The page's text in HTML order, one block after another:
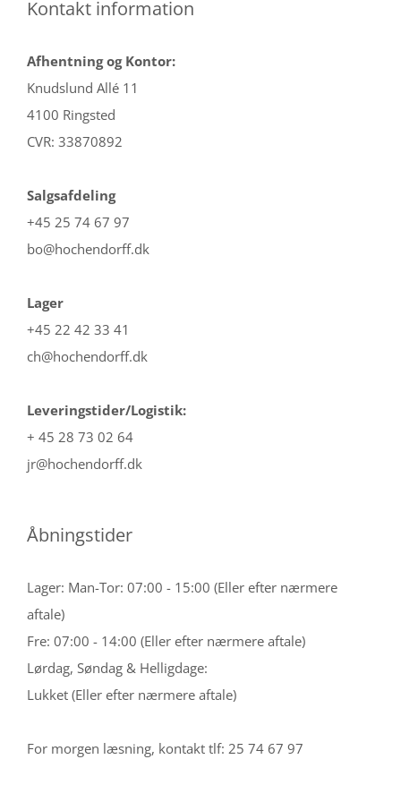
Kontakt information
Afhentning og Kontor:
Knudslund Allé 11
4100 Ringsted
CVR: 33870892
Salgsafdeling
+45 25 74 67 97
bo@hochendorff.dk
Lager
+45 22 42 33 41
ch@hochendorff.dk
Leveringstider/Logistik:
+ 45 28 73 02 64
jr@hochendorff.dk
Åbningstider
Lager: Man-Tor: 07:00 - 15:00 (Eller efter nærmere
aftale)
Fre: 07:00 - 14:00 (Eller efter nærmere aftale)
Lørdag, Søndag & Helligdage:
Lukket (Eller efter nærmere aftale)
For morgen læsning, kontakt tlf: 25 74 67 97